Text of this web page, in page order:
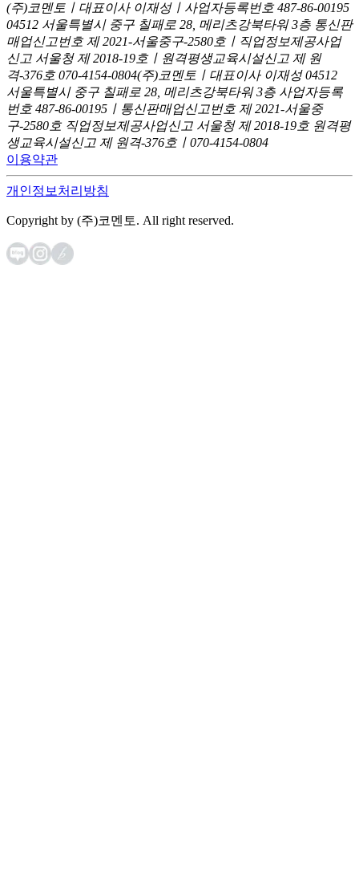
(주)코멘토ㅣ대표이사 이재성ㅣ사업자등록번호 487-86-00195
04512 서울특별시 중구 칠패로 28, 메리츠강북타워 3층 통신판
매업신고번호 제 2021-서울중구-2580호ㅣ직업정보제공사업
신고 서울청 제 2018-19호ㅣ원격평생교육시설신고 제 원
격-376호 070-4154-0804(주)코멘토ㅣ대표이사 이재성 04512
서울특별시 중구 칠패로 28, 메리츠강북타워 3층 사업자등록
번호 487-86-00195ㅣ통신판매업신고번호 제 2021-서울중
구-2580호 직업정보제공사업신고 서울청 제 2018-19호 원격평
생교육시설신고 제 원격-376호ㅣ070-4154-0804
이용약관
개인정보처리방침
Copyright by (주)코멘토. All right reserved.